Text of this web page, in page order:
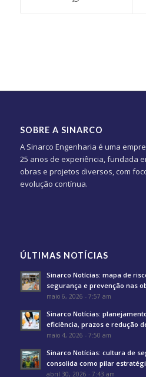
SOBRE A SINARCO
A Sinarco Engenharia é uma
25 anos de experiência, fundada
obras e projetos diversos, com
evolução contínua.
ÚLTIMAS NOTÍCIAS
Sinarco Notícias: mapa de
segurança e prevenção nas
maio 6, 2026 - 7:57 am
Sinarco Notícias:
eficiência, prazos e redução
maio 4, 2026 - 7:50 am
Sinarco Notícias: cultura de
consolida como pilar
abril 30, 2026 - 7:43 am